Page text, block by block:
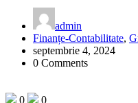
admin
Finanțe-Contabilitate,
septembrie 4, 2024
0 Comments
0
0